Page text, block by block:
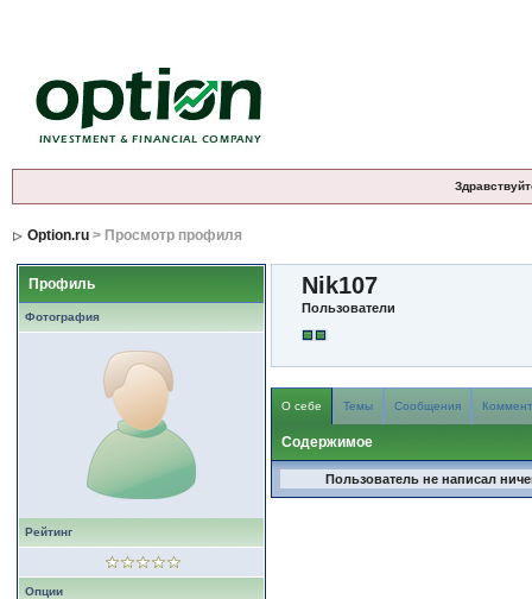
Option.ru> Просмотр профиля
Профиль
Фотография
Рейтинг
Опции
Nik107
Пользователи
О себе Темы Сообщения
Содержимое
Пользователь не написал